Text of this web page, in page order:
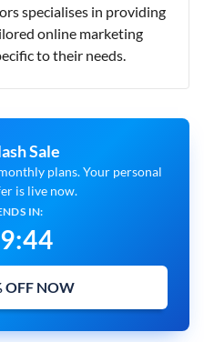
specialises in providing
online marketing
to their needs.
Sale
plans. Your personal
is live now.
IN:
:43
OFF NOW